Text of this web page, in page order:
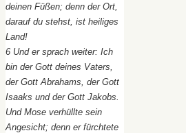
deinen Füßen; denn der Ort,
darauf du stehst, ist heiliges
Land!
6 Und er sprach weiter: Ich
bin der Gott deines Vaters,
der Gott Abrahams, der Gott
Isaaks und der Gott Jakobs.
Und Mose verhüllte sein
Angesicht; denn er fürchtete